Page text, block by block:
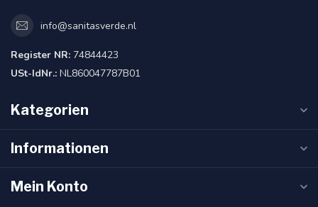
info@sanitasverde.nl
Register NR: 74844423
USt-IdNr.: NL860047787B01
Kategorien
Informationen
Mein Konto